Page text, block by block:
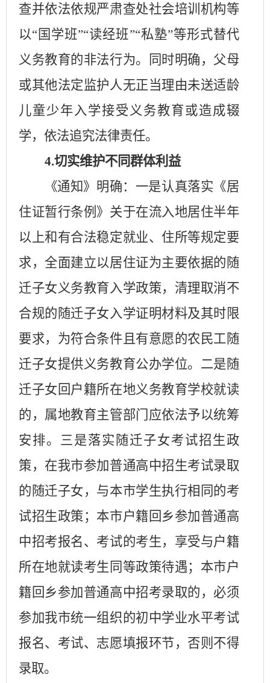
查并依法依规严肃查处社会培训机构等
以“国学班”“读经班”“私塾”等形式替代
义务教育的非法行为。同时明确，父母
或其他法定监护人无正当理由未送适龄
儿童少年入学接受义务教育或造成辍
学，依法追究法律责任。
4.切实维护不同群体利益
《通知》明确：一是认真落实《居
住证暂行条例》关于在流入地居住半年
以上和有合法稳定就业、住所等规定要
求，全面建立以居住证为主要依据的随
迁子女义务教育入学政策，清理取消不
合规的随迁子女入学证明材料及其时限
要求，为符合条件且有意愿的农民工随
迁子女提供义务教育公办学位。二是随
迁子女回户籍所在地义务教育学校就读
的，属地教育主管部门应依法予以统筹
安排。三是落实随迁子女考试招生政
策，在我市参加普通高中招生考试录取
的随迁子女，与本市学生执行相同的考
试招生政策；本市户籍回乡参加普通高
中招考报名、考试的考生，享受与户籍
所在地就读考生同等政策待遇；本市户
籍回乡参加普通高中招考录取的，必须
参加我市统一组织的初中学业水平考试
报名、考试、志愿填报环节，否则不得
录取。